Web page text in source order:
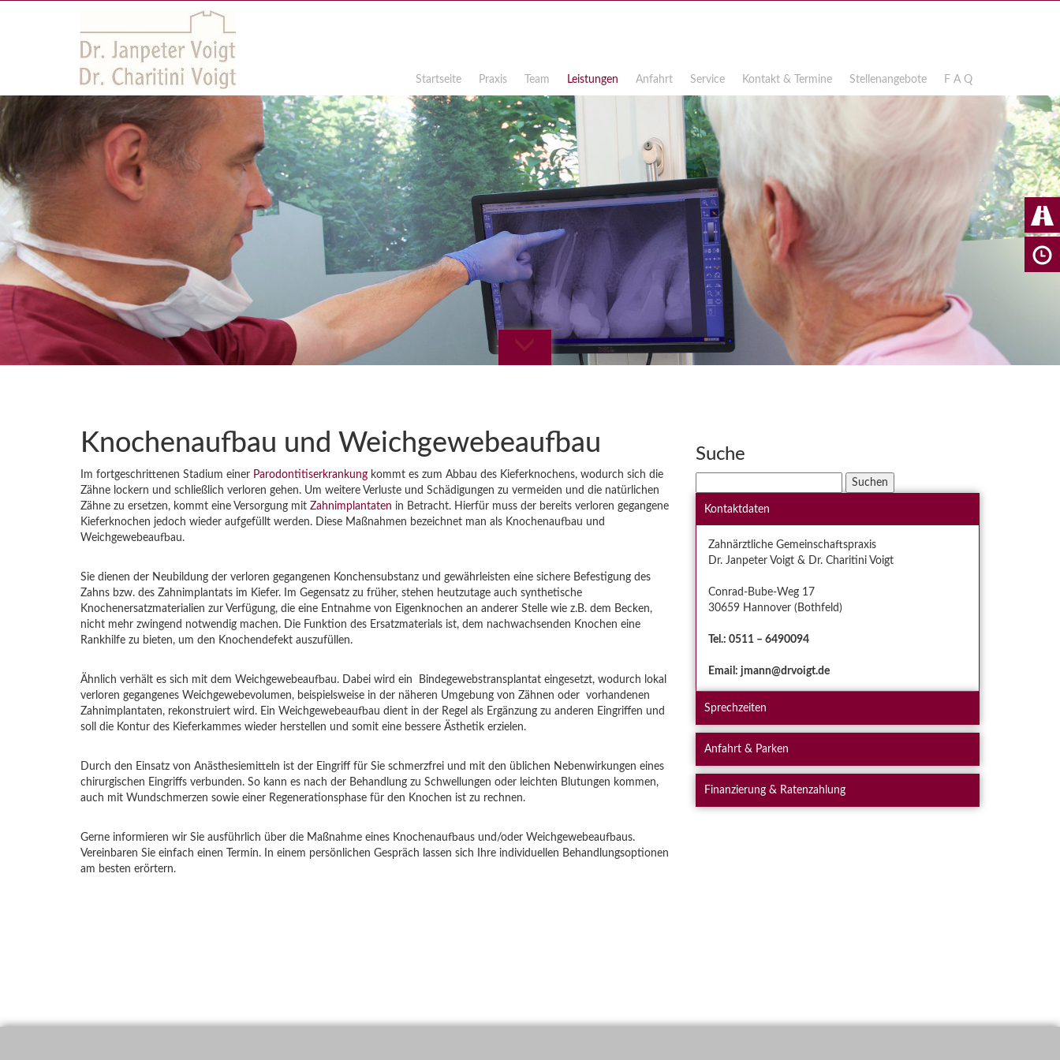
Startseite Praxis Team Leistungen Anfahrt Service Kontakt & Termine Stellenangebote F A Q
Knochenaufbau und Weichgewebeaufbau
Im fortgeschrittenen Stadium einer Parodontitiserkrankung kommt es zum Abbau des Kieferknochens, wodurch sich die
Zähne lockern und schließlich verloren gehen. Um weitere Verluste und Schädigungen zu vermeiden und die natürlichen
Zähne zu ersetzen, kommt eine Versorgung mit Zahnimplantaten in Betracht. Hierfür muss der bereits verloren gegangene
Kieferknochen jedoch wieder aufgefüllt werden. Diese Maßnahmen bezeichnet man als Knochenaufbau und
Weichgewebeaufbau.
Sie dienen der Neubildung der verloren gegangenen Konchensubstanz und gewährleisten eine sichere Befestigung des
Zahns bzw. des Zahnimplantats im Kiefer. Im Gegensatz zu früher, stehen heutzutage auch synthetische
Knochenersatzmaterialien zur Verfügung, die eine Entnahme von Eigenknochen an anderer Stelle wie z.B. dem Becken,
nicht mehr zwingend notwendig machen. Die Funktion des Ersatzmaterials ist, dem nachwachsenden Knochen eine
Rankhilfe zu bieten, um den Knochendefekt auszufüllen.
Ähnlich verhält es sich mit dem Weichgewebeaufbau. Dabei wird ein Bindegewebstransplantat eingesetzt, wodurch lokal
verloren gegangenes Weichgewebevolumen, beispielsweise in der näheren Umgebung von Zähnen oder vorhandenen
Zahnimplantaten, rekonstruiert wird. Ein Weichgewebeaufbau dient in der Regel als Ergänzung zu anderen Eingriffen und
soll die Kontur des Kieferkammes wieder herstellen und somit eine bessere Ästhetik erzielen.
Durch den Einsatz von Anästhesiemitteln ist der Eingriff für Sie schmerzfrei und mit den üblichen Nebenwirkungen eines
chirurgischen Eingriffs verbunden. So kann es nach der Behandlung zu Schwellungen oder leichten Blutungen kommen,
auch mit Wundschmerzen sowie einer Regenerationsphase für den Knochen ist zu rechnen.
Gerne informieren wir Sie ausführlich über die Maßnahme eines Knochenaufbaus und/oder Weichgewebeaufbaus.
Vereinbaren Sie einfach einen Termin. In einem persönlichen Gespräch lassen sich Ihre individuellen Behandlungsoptionen
am besten erörtern.
Suche
nach:
Kontaktdaten
Zahnärztliche Gemeinschaftspraxis
Dr. Janpeter Voigt & Dr. Charitini Voigt
Conrad-Bube-Weg 17
30659 Hannover (Bothfeld)
Tel.: 0511 – 6490094
Email: jmann@drvoigt.de
Sprechzeiten
Anfahrt & Parken
Finanzierung & Ratenzahlung